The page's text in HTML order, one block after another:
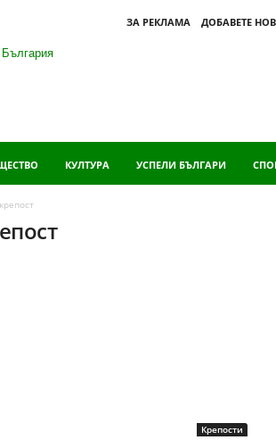
ЗА РЕКЛАМА ДОБАВЕТЕ
КУЛТУРА УСПЕЛИ БЪЛГАРИ
крепост
Крепости